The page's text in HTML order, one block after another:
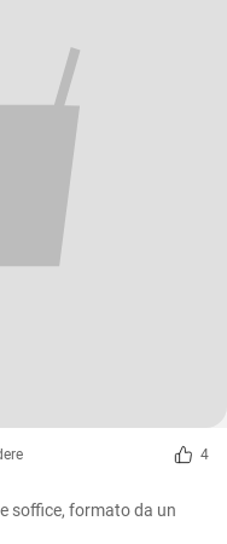
4
soffice, formato da un